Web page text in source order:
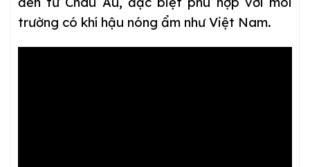
trường có khí hậu nóng ẩm như Việt Nam.